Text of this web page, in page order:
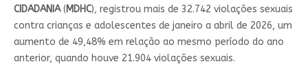
CIDADANIA(MDHC), registrou mais de 32.742 violações sexuais
contra crianças e adolescentes de janeiro a abril de 2026, um
aumento de 49,48% em relação ao mesmo período do ano
anterior, quando houve 21.904 violações sexuais.